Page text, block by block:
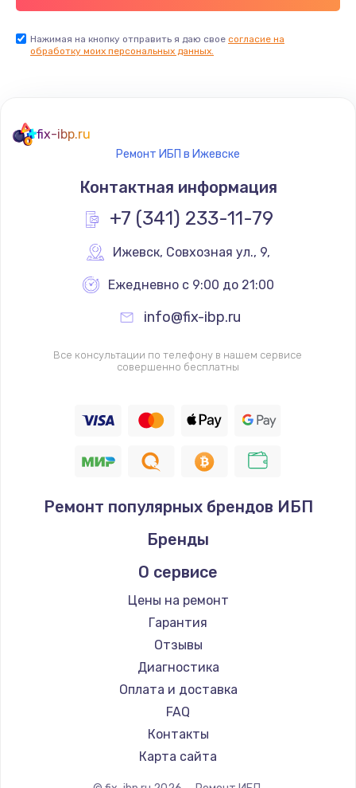
Нажимая на кнопку отправить я даю свое согласие на
обработку моих персональных данных.
fix-ibp.ru
Ремонт ИБП в Ижевске
Контактная информация
+7 (341) 233-11-79
Ижевск, Совхозная ул., 9,
Ежедневно с 9:00 до 21:00
info@fix-ibp.ru
Все консультации по телефону в нашем сервисе
совершенно бесплатны
Ремонт популярных брендов ИБП
Бренды
О сервисе
Цены на ремонт
Гарантия
Отзывы
Диагностика
Оплата и доставка
FAQ
Контакты
Карта сайта